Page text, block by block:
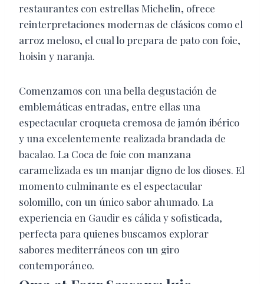
restaurantes con estrellas Michelin, ofrece
reinterpretaciones modernas de clásicos como el
arroz meloso, el cual lo prepara de pato con foie,
hoisin y naranja.
Comenzamos con una bella degustación de
emblemáticas entradas, entre ellas una
espectacular croqueta cremosa de jamón ibérico
y una excelentemente realizada brandada de
bacalao. La Coca de foie con manzana
caramelizada es un manjar digno de los dioses. El
momento culminante es el espectacular
solomillo, con un único sabor ahumado. La
experiencia en Gaudir es cálida y sofisticada,
perfecta para quienes buscamos explorar
sabores mediterráneos con un giro
contemporáneo.